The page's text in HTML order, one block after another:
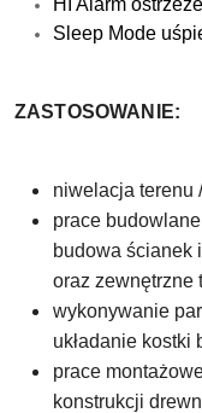
Sleep Mode
ZASTOSOWANIE:
niwelacja terenu
prace
budowa ścianek
oraz zewnętrzne
wykonywanie
układanie kostki
prace
konstrukcji